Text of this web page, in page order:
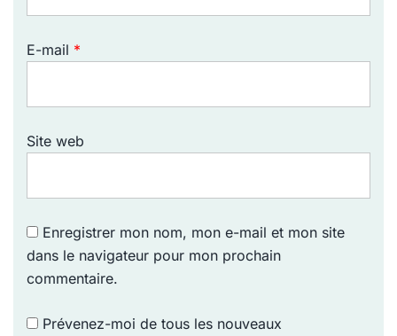
E-mail *
Site web
Enregistrer mon nom, mon e-mail et mon site
dans le navigateur pour mon prochain
commentaire.
Prévenez-moi de tous les nouveaux